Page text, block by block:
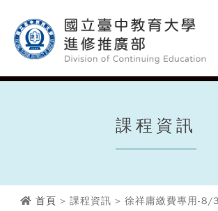
課程資訊
首頁 > 課程資訊 > 徐祥庸繳費專用-